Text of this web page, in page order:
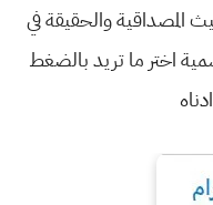
المصداقية والحقيقة في
اختر ما تريد بالضغط